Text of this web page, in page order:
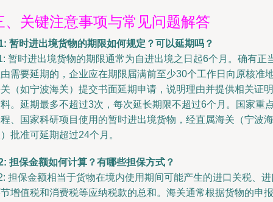
、关键注意事项与常见问题解答
暂时进出境货物的期限如何规定？可以延期吗？
暂时进出境货物的期限通常为自进出境之日起6个月。确有正
需要延期的，企业应在期限届满前至少30个工作日向原核准
（如宁波海关）提交书面延期申请，说明理由并提供相关证明
。延期最多不超过3次，每次延长期限不超过6个月。国家重
、国家科研项目使用的暂时进出境货物，经直属海关（宁波海
批准可延期超过24个月。
担保金额如何计算？有哪些担保方式？
担保金额相当于货物在境内使用期间可能产生的进口关税、进
增值税和消费税等应纳税款的总和。海关通常根据货物的申报